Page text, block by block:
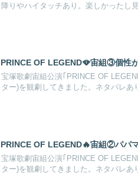
降りやハイタッチあり。楽しかったし
PRINCE OF LEGEND🪭宙組③個性が
宝塚歌劇宙組公演｢PRINCE OF
ター)を観劇してきました。ネタバレあ
PRINCE OF LEGEND🔥宙組②パパ
宝塚歌劇宙組公演｢PRINCE OF
ター)を観劇してきました。ネタバレあ